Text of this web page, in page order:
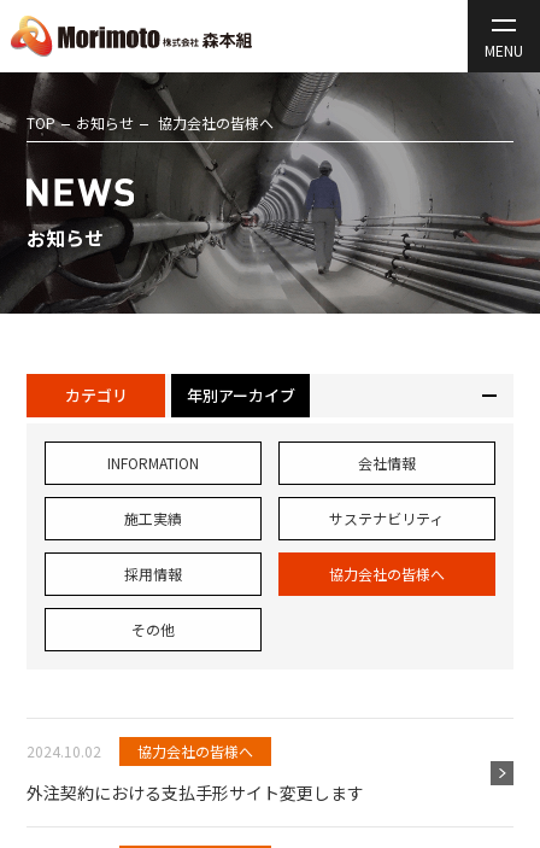
TOP お知らせ 協力会社の皆様へ
お知らせ
カテゴリ 年別アーカイブ
INFORMATION 会社情報
施工実績 サステナビリティ
採用情報 協力会社の皆様へ
その他
2024.10.02 協力会社の皆様へ
外注契約における支払手形サイト変更します